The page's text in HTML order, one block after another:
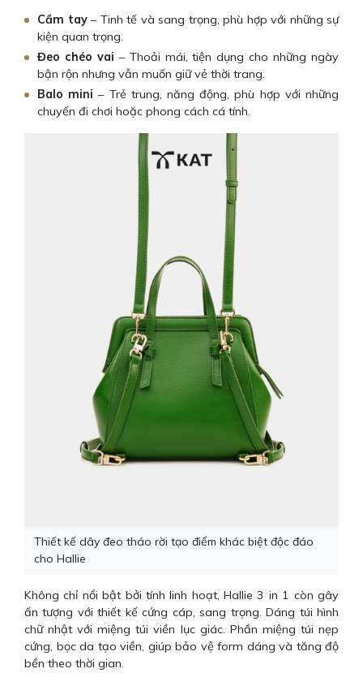
Cầm tay– Tinh tế và sang trọng, phù hợp với những sự
kiện quan trọng.
Đeo chéo vai – Thoải mái, tiện dụng cho những ngày
bận rộn nhưng vẫn muốn giữ vẻ thời trang.
Balo mini – Trẻ trung, năng động, phù hợp với những
chuyến đi chơi hoặc phong cách cá tính.
Thiết kế dây đeo tháo rời tạo điểm khác biệt độc đáo
cho Hallie
Không chỉ nổi bật bởi tính linh hoạt, Hallie 3 in 1 còn gây
ấn tượng với thiết kế cứng cáp, sang trọng. Dáng túi hình
chữ nhật với miệng túi viền lục giác. Phần miệng túi nẹp
cứng, bọc da tạo viền, giúp bảo vệ form dáng và tăng độ
bền theo thời gian.